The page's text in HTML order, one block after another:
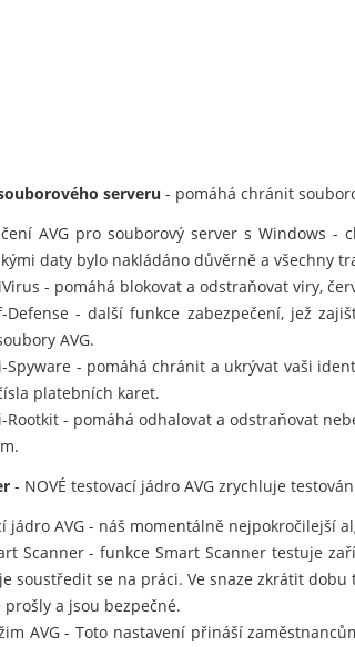
serveru - pomáhá chránit
AVG pro souborový server s Windows
daty bylo nakládáno důvěrně a všechny
- pomáhá blokovat a odstraňovat viry,
Defense - další funkce zabezpečení, jež
AVG.
Spyware - pomáhá chránit a ukrývat vaši
platebních karet.
Rootkit - pomáhá odhalovat a odstraňovat
- NOVÉ testovací jádro AVG zrychluje
jádro AVG - náš momentálně nejpokročilejší
Scanner - funkce Smart Scanner testuje
soustředit se na práci. Ve snaze zkrátit
prošly a jsou bezpečné.
AVG - Toto nastavení přináší